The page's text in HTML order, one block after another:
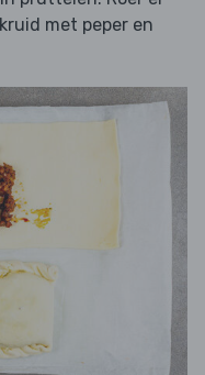
met peper en